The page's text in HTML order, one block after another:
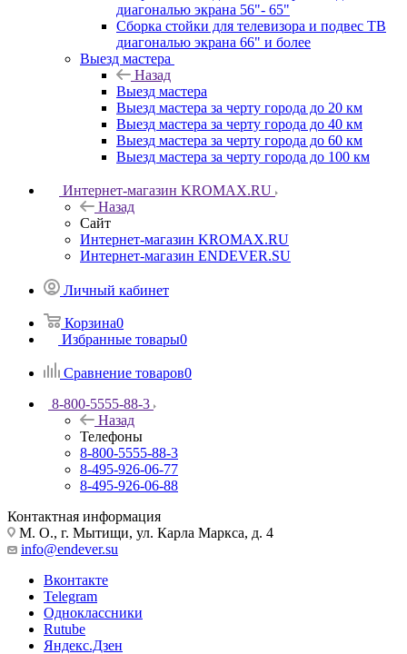
диагональю экрана 56"- 65"
Сборка стойки для телевизора и подвес ТВ
диагональю экрана 66" и более
Выезд мастера
Назад
Выезд мастера
Выезд мастера за черту города до 20 км
Выезд мастера за черту города до 40 км
Выезд мастера за черту города до 60 км
Выезд мастера за черту города до 100 км
Интернет-магазин KROMAX.RU
Назад
Сайт
Интернет-магазин KROMAX.RU
Интернет-магазин ENDEVER.SU
Личный кабинет
Корзина0
Избранные товары0
Сравнение товаров0
8-800-5555-88-3
Назад
Телефоны
8-800-5555-88-3
8-495-926-06-77
8-495-926-06-88
Контактная информация
М. О., г. Мытищи, ул. Карла Маркса, д. 4
info@endever.su
Вконтакте
Telegram
Одноклассники
Rutube
Яндекс.Дзен